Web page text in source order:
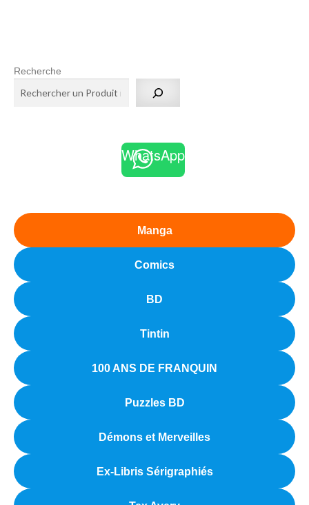
Recherche
WhatsApp
Manga
Comics
BD
Tintin
100 ANS DE FRANQUIN
Puzzles BD
Démons et Merveilles
Ex-Libris Sérigraphiés